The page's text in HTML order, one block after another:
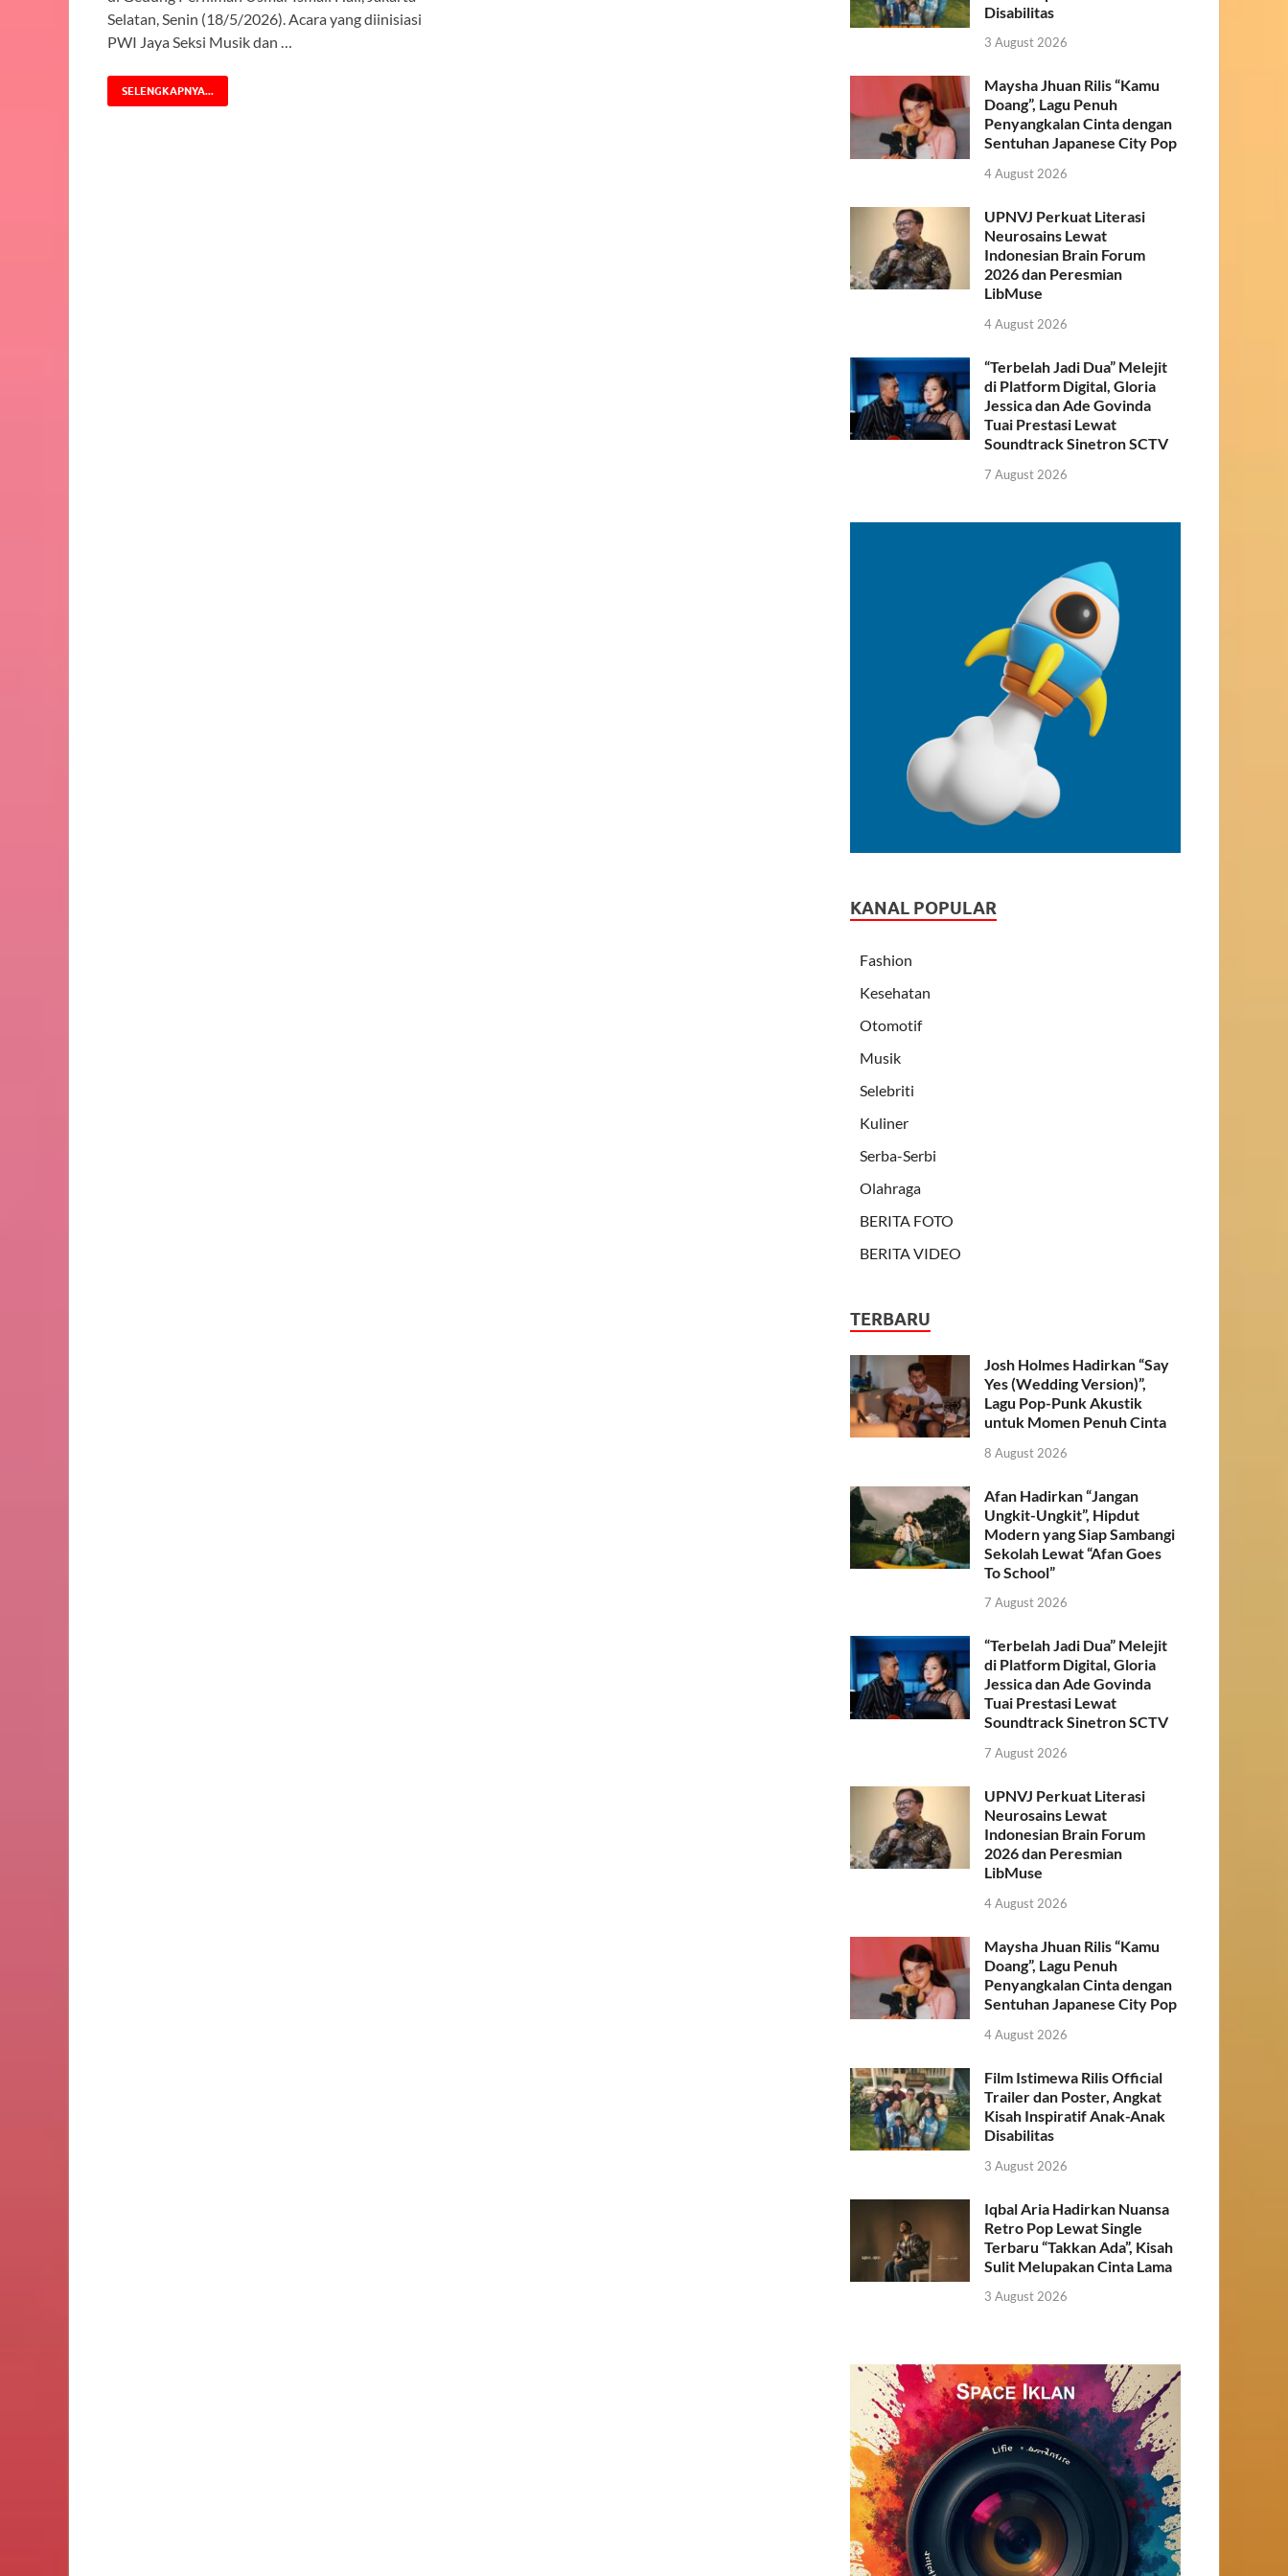
Selatan, Senin (18/5/2026). Acara yang diinisiasi
PWI Jaya Seksi Musik dan …
SELENGKAPNYA...
Disabilitas
3 August 2026
Maysha Jhuan Rilis “Kamu
Doang”, Lagu Penuh
Penyangkalan Cinta dengan
Sentuhan Japanese City Pop
4 August 2026
UPNVJ Perkuat Literasi
Neurosains Lewat
Indonesian Brain Forum
2026 dan Peresmian
LibMuse
4 August 2026
“Terbelah Jadi Dua” Melejit
di Platform Digital, Gloria
Jessica dan Ade Govinda
Tuai Prestasi Lewat
Soundtrack Sinetron SCTV
7 August 2026
KANAL POPULAR
Fashion
Kesehatan
Otomotif
Musik
Selebriti
Kuliner
Serba-Serbi
Olahraga
BERITA FOTO
BERITA VIDEO
TERBARU
Josh Holmes Hadirkan “Say
Yes (Wedding Version)”,
Lagu Pop-Punk Akustik
untuk Momen Penuh Cinta
8 August 2026
Afan Hadirkan “Jangan
Ungkit-Ungkit”, Hipdut
Modern yang Siap Sambangi
Sekolah Lewat “Afan Goes
To School”
7 August 2026
“Terbelah Jadi Dua” Melejit
di Platform Digital, Gloria
Jessica dan Ade Govinda
Tuai Prestasi Lewat
Soundtrack Sinetron SCTV
7 August 2026
UPNVJ Perkuat Literasi
Neurosains Lewat
Indonesian Brain Forum
2026 dan Peresmian
LibMuse
4 August 2026
Maysha Jhuan Rilis “Kamu
Doang”, Lagu Penuh
Penyangkalan Cinta dengan
Sentuhan Japanese City Pop
4 August 2026
Film Istimewa Rilis Official
Trailer dan Poster, Angkat
Kisah Inspiratif Anak-Anak
Disabilitas
3 August 2026
Iqbal Aria Hadirkan Nuansa
Retro Pop Lewat Single
Terbaru “Takkan Ada”, Kisah
Sulit Melupakan Cinta Lama
3 August 2026